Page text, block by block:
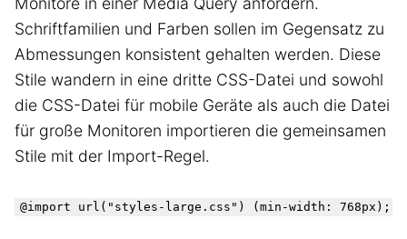
Schriftfamilien und Farben sollen im Gegensatz zu
Abmessungen konsistent gehalten werden. Diese
Stile wandern in eine dritte CSS-Datei und sowohl
die CSS-Datei für mobile Geräte als auch die Datei
für große Monitoren importieren die gemeinsamen
Stile mit der Import-Regel.